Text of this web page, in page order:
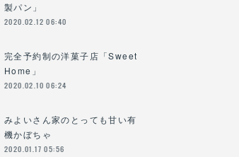
製パン」
2020.02.12 06:40
完全予約制の洋菓子店「Sweet
Home」
2020.02.10 06:24
みよいさん家のとっても甘い有
機かぼちゃ
2020.01.17 05:56